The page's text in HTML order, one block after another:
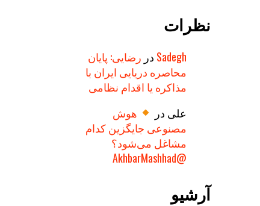
نظرات
Sadegh در رضایی: پایان
محاصره دریایی ایران با
مذاکره یا اقدام نظامی
علی در
هوش
مصنوعی جایگزین کدام
مشاغل می‌شود؟
@AkhbarMashhad
آرشیو